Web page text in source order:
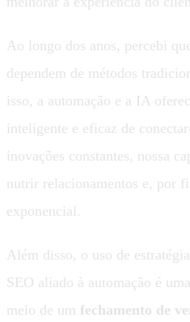
Ao longo dos anos, percebi
dependem de métodos
isso, a automação e a IA
inteligente e eficaz de
inovações constantes, nossa
nutrir relacionamentos e, por
exponencial.
Além disso, o uso de
SEO aliado à automação é
meio de um fechamento de